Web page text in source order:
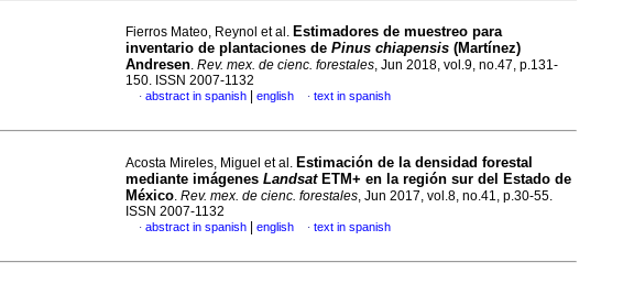
Fierros Mateo, Reynol et al. Estimadores de muestreo para
inventario de plantaciones de Pinus chiapensis (Martínez)
Andresen. Rev. mex. de cienc. forestales, Jun 2018, vol.9, no.47, p.131-
150. ISSN 2007-1132
· abstract in spanish english · text in spanish
Acosta Mireles, Miguel et al. Estimación de la densidad forestal
mediante imágenes LandsatETM+ en la región sur del Estado de
México. Rev. mex. de cienc. forestales, Jun 2017, vol.8, no.41, p.30-55.
ISSN 2007-1132
· abstract in spanish english · text in spanish